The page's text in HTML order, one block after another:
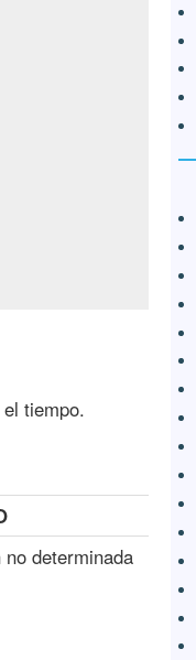
tiempo.
no determinada